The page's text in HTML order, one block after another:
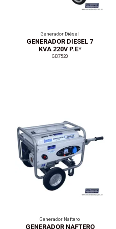
Generador Diésel
GENERADOR DIESEL 7
KVA 220V P.E*
GD7520
Generador Naftero
GENERADOR NAFTERO